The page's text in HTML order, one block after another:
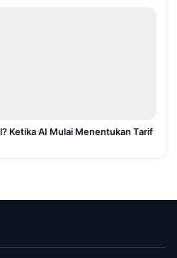
Ketika AI Mulai Menentukan Tarif